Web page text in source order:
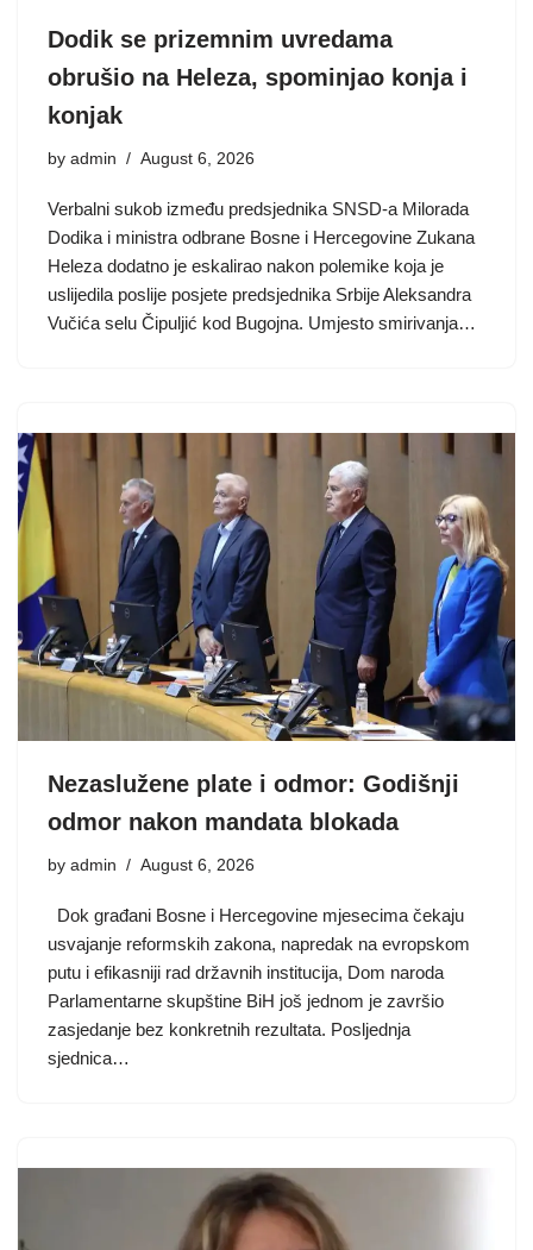
Dodik se prizemnim uvredama
obrušio na Heleza, spominjao konja i
konjak
by admin August 6, 2026
Verbalni sukob između predsjednika SNSD-a Milorada
Dodika i ministra odbrane Bosne i Hercegovine Zukana
Heleza dodatno je eskalirao nakon polemike koja je
uslijedila poslije posjete predsjednika Srbije Aleksandra
Vučića selu Čipuljić kod Bugojna. Umjesto smirivanja…
Nezaslužene plate i odmor: Godišnji
odmor nakon mandata blokada
by admin August 6, 2026
Dok građani Bosne i Hercegovine mjesecima čekaju
usvajanje reformskih zakona, napredak na evropskom
putu i efikasniji rad državnih institucija, Dom naroda
Parlamentarne skupštine BiH još jednom je završio
zasjedanje bez konkretnih rezultata. Posljednja
sjednica…